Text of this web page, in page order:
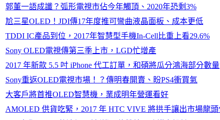
郭董一語成讖？弧形電視市佔今年觸頂、2020年恐剩3%
尬三星OLED！JDI傳17年度推可彎曲液晶面板、成本更低
TDDI IC產品到位，2017年智慧型手機In-Cell比重上看29.6%
Sony OLED電視傳第三季上市，LGD忙增產
2017 年新款 5.5 吋 iPhone 代工訂單，和碩將瓜分鴻海部分數量
Sony重返OLED電視市場！？傳明春開賣、盼PS4衝買氣
大客戶將首推OLED智慧機，業成明年營運看好
AMOLED 供貨吃緊，2017 年 HTC VIVE 將拱手讓出市場龍